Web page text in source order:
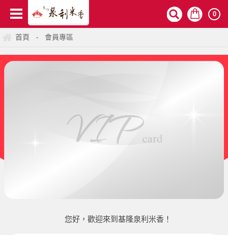
0
首頁 - 會員專區
您好，歡迎來到基隆泉利米香！